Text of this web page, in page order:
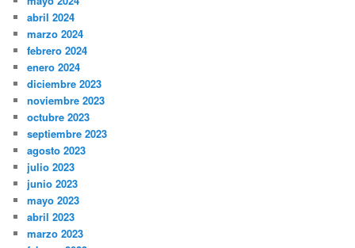
abril 2024
marzo 2024
febrero 2024
enero 2024
diciembre 2023
noviembre 2023
octubre 2023
septiembre 2023
agosto 2023
julio 2023
junio 2023
mayo 2023
abril 2023
marzo 2023